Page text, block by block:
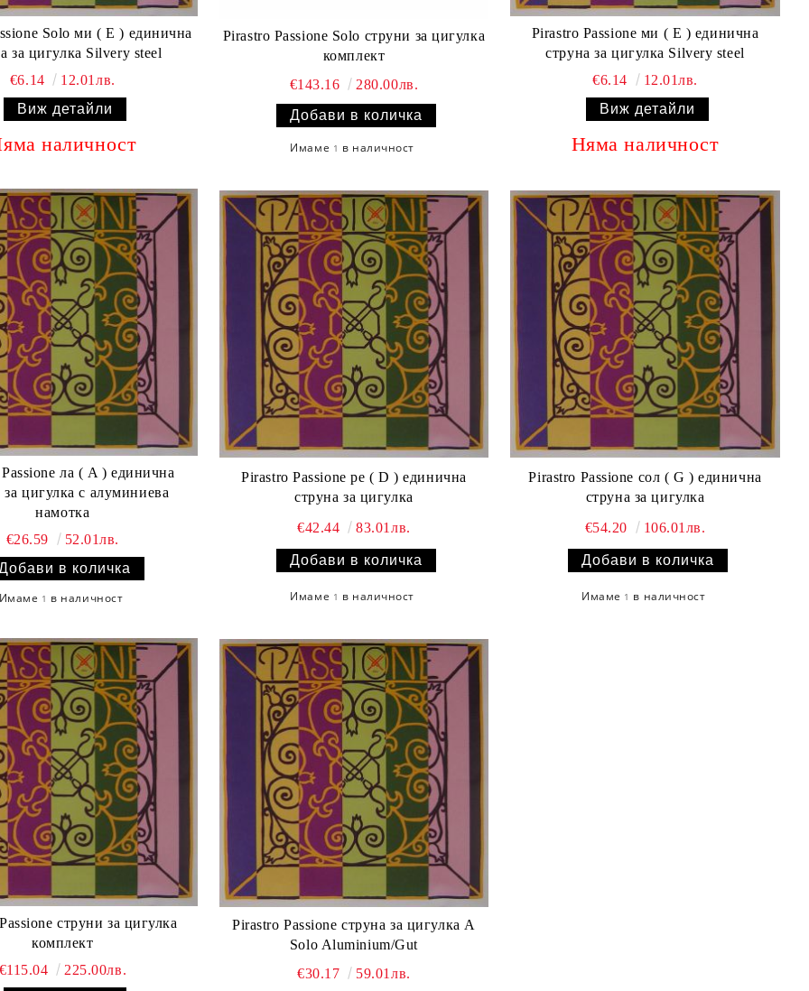
E ) единична
за цигулка Silvery steel
€6.14
12.01лв.
Виж детайли
наличност
Pirastro Passione Solo струни за цигулка
комплект
€143.16
280.00лв.
Имаме 1 в наличност
Pirastro Passione ми ( E ) единична
струна за цигулка Silvery steel
€6.14
12.01лв.
Виж детайли
Няма наличност
ла ( A ) единична
за цигулка с алуминиева
намотка
€26.59
52.01лв.
Имаме 1 в наличност
Pirastro Passione ре ( D ) единична
струна за цигулка
€42.44 83.01лв.
Имаме 1 в наличност
Pirastro Passione сол ( G ) единична
струна за цигулка
€54.20 106.01лв.
Имаме 1 в наличност
струни за цигулка
комплект
€115.04
225.00лв.
Pirastro Passione струна за цигулка A
Solo Aluminium/Gut
€30.17
59.01лв.